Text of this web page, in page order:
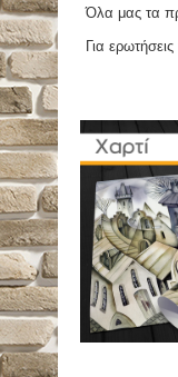
Όλα μας τα
Για